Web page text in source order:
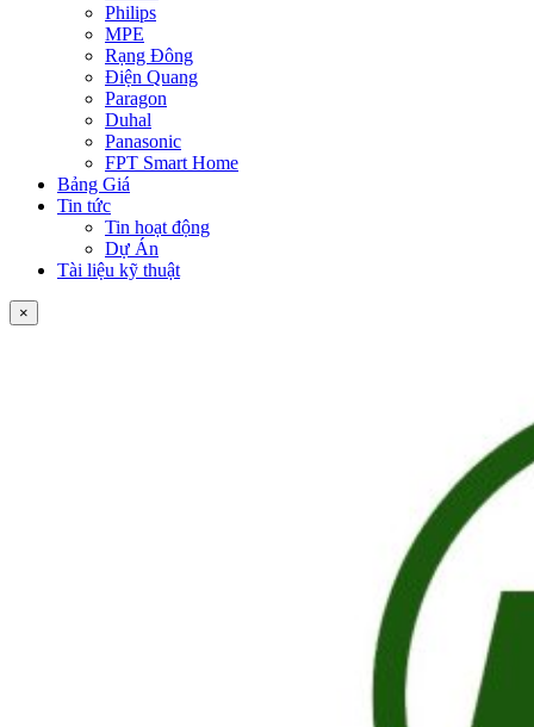
Philips
MPE
Rạng Đông
Điện Quang
Paragon
Duhal
Panasonic
FPT Smart Home
Bảng Giá
Tin tức
Tin hoạt động
Dự Án
Tài liệu kỹ thuật
×